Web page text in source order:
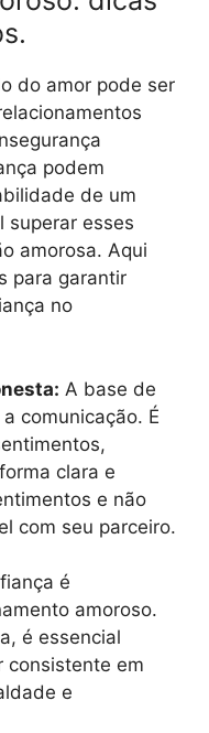
do amor pode ser
podem
de um
superar esses
amorosa. Aqui
para garantir
no
A base de
comunicação. É
clara e
e não
com seu parceiro.
é
amoroso.
é essencial
consistente em
e